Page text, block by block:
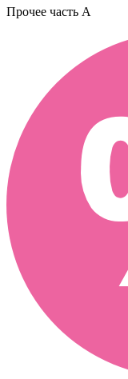
Прочее часть A